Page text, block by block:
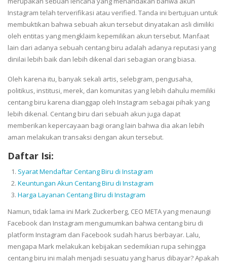
Instagram telah terverifikasi atau verified. Tanda ini bertujuan untuk
membuktikan bahwa sebuah akun tersebut dinyatakan asli dimiliki
oleh entitas yang mengklaim kepemilikan akun tersebut. Manfaat
lain dari adanya sebuah centang biru adalah adanya reputasi yang
dinilai lebih baik dan lebih dikenal dari sebagian orang biasa.
Oleh karena itu, banyak sekali artis, selebgram, pengusaha,
politikus, institusi, merek, dan komunitas yang lebih dahulu memiliki
centang biru karena dianggap oleh Instagram sebagai pihak yang
lebih dikenal. Centang biru dari sebuah akun juga dapat
memberikan kepercayaan bagi orang lain bahwa dia akan lebih
aman melakukan transaksi dengan akun tersebut.
Daftar Isi:
Syarat Mendaftar Centang Biru di Instagram
Keuntungan Akun Centang Biru di Instagram
Harga Layanan Centang Biru di Instagram
Namun, tidak lama ini Mark Zuckerberg, CEO META yang menaungi
Facebook dan Instagram mengumumkan bahwa centang biru di
platform Instagram dan Facebook sudah harus berbayar. Lalu,
mengapa Mark melakukan kebijakan sedemikian rupa sehingga
centang biru ini malah menjadi sesuatu yang harus dibayar? Apakah